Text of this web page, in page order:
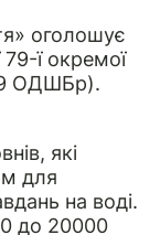
оголошує
ї окремої
ОДШБр).
які
для
на воді.
до 20000